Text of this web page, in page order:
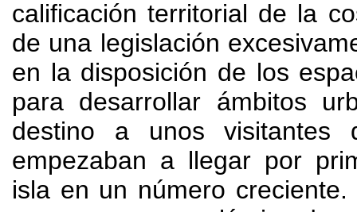
calificación territorial de la
de una legislación
en la disposición de los
para desarrollar ámbitos
destino a unos visitantes
empezaban a llegar por
isla en un número